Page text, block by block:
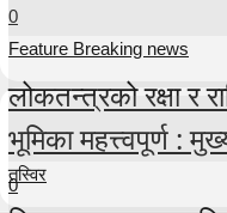
0
Feature Breaking news
लोकतन्त्रको रक्षा र
भूमिका महत्त्वपूर्ण :
0
तस्विर